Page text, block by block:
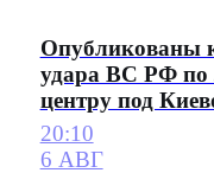
Опубликованы
удара ВС РФ по
центру под
20:10
6 АВГ